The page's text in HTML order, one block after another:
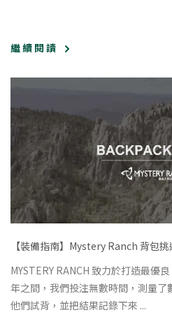
繼 續 閱 讀
【裝備指南】Mystery Ranch 背包
MYSTERY RANCH 致力於打造最優
年之間，我們投注無數時間，測量了
他們試背，並把結果記錄下來 ...